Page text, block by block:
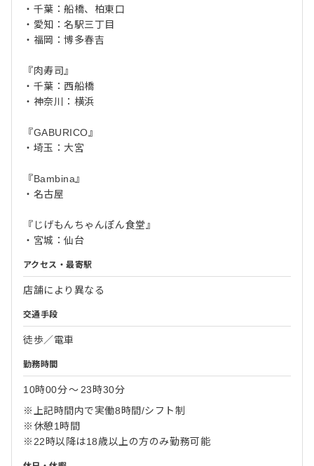
・千葉：船橋、柏東口
・愛知：名駅三丁目
・福岡：博多春吉
『肉寿司』
・千葉：西船橋
・神奈川：横浜
『GABURICO』
・埼玉：大宮
『Bambina』
・名古屋
『じげもんちゃんぽん食堂』
・宮城：仙台
アクセス・最寄駅
店舗により異なる
交通手段
徒歩／電車
勤務時間
10時00分〜 23時30分
※上記時間内で実働8時間/シフト制
※休憩1時間
※22時以降は18歳以上の方のみ勤務可能